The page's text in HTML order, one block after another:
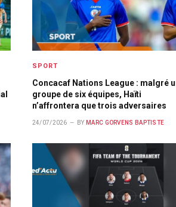
SPORT
Concacaf Nations League : malgré
groupe de six équipes, Haïti
n’affrontera que trois adversaires
24/07/2026 BY MARC GORVENS BAPTISTE